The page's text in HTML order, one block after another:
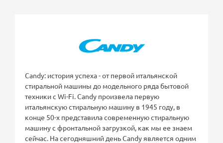
Candy: история успеха - от первой итальянской
стиральной машины до модельного ряда бытовой
техники с Wi-Fi. Candy произвела первую
итальянскую стиральную машину в 1945 году, в
конце 50-х представила современную стиральную
машину с фронтальной загрузкой, как мы ее знаем
сейчас. На сегодняшний день Candy является одним